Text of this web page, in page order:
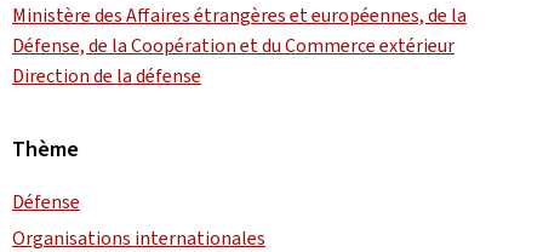
Ministère des Affaires étrangères et européennes, de la
Défense, de la Coopération et du Commerce extérieur
Direction de la défense
Thème
Défense
Organisations internationales